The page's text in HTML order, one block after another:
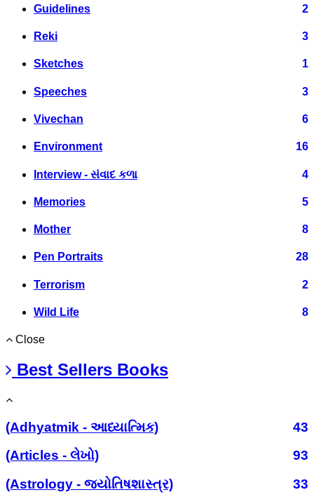
Guidelines 2
Reki 3
Sketches 1
Speeches 3
Vivechan 6
Environment 16
Interview - સંવાદ કળા 4
Memories 5
Mother 8
Pen Portraits 28
Terrorism 2
Wild Life 8
Close
Best Sellers Books
(Adhyatmik - આધ્યાત્મિક)
43
(Articles - લેખો)
93
(Astrology - જ્યોતિષશાસ્ત્ર)
33